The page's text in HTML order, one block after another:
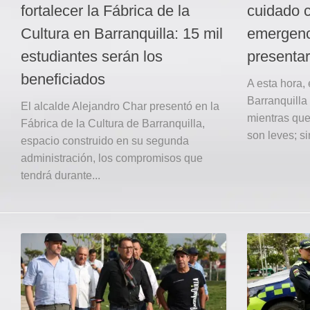
fortalecer la Fábrica de la
Cultura en Barranquilla: 15 mil
estudiantes serán los
beneficiados
El alcalde Alejandro Char presentó en la
Fábrica de la Cultura de Barranquilla,
espacio construido en su segunda
administración, los compromisos que
tendrá durante...
cuidado
presentar
A esta hora,
mientras
son leves;